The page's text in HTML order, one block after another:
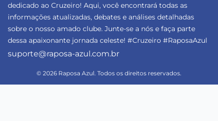
dedicado ao Cruzeiro! Aqui, você encontrará todas as
informações atualizadas, debates e análises detalhadas
sobre o nosso amado clube. Junte-se a nós e faça parte
dessa apaixonante jornada celeste! #Cruzeiro #RaposaAzul
suporte@raposa-azul.com.br
© 2026 Raposa Azul. Todos os direitos reservados.